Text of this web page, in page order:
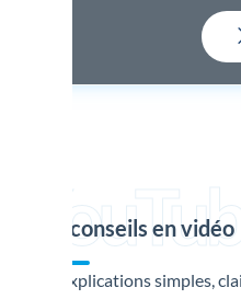
Nos conseils en vidéo
Des explications simples,